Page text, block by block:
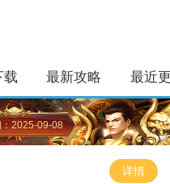
载 最新攻略 最近
：2025-09-08
详情